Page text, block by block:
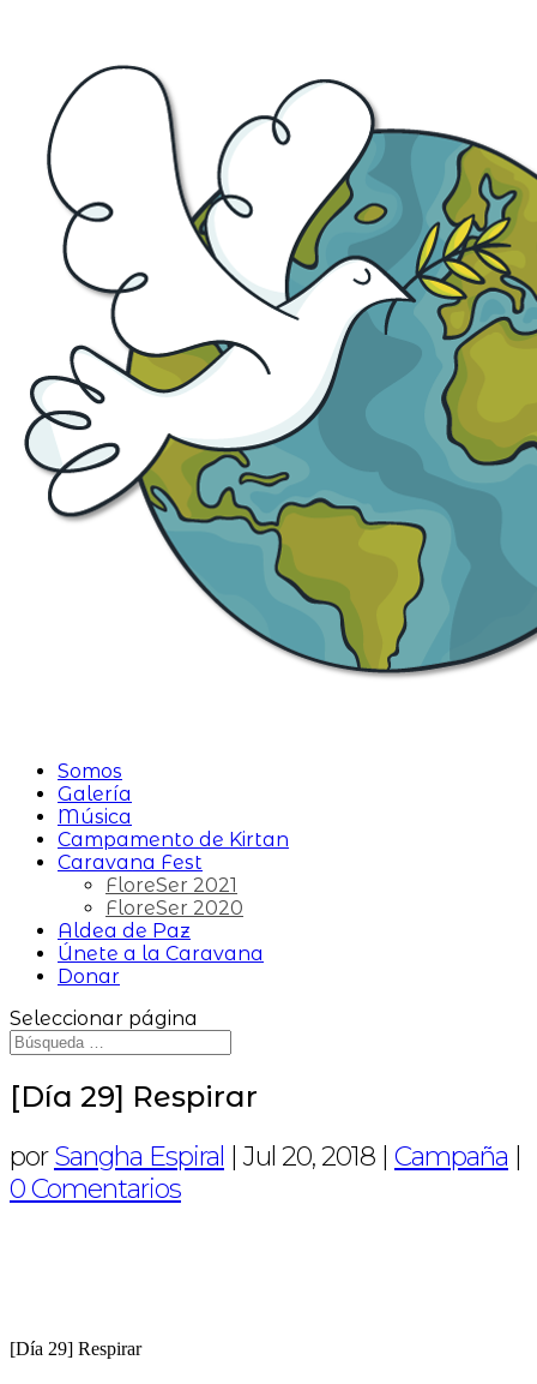
Somos
Galería
Música
Campamento de Kirtan
Caravana Fest
FloreSer 2021
FloreSer 2020
Aldea de Paz
Únete a la Caravana
Donar
Seleccionar página
[Día 29] Respirar
porSangha Espiral |Jul 20, 2018 | Campaña |
0 Comentarios
[Día 29] Respirar